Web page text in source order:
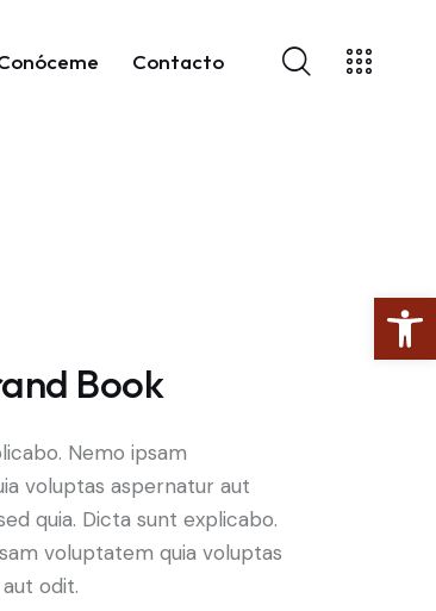
Abrir barra de herramientas
Contacto
Book
Nemo ipsam
voluptas aspernatur aut
quia. Dicta sunt explicabo.
voluptatem quia voluptas
odit.